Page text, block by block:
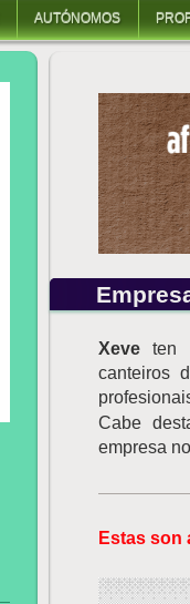
AUTÓNOMOS
Xeve ten
canteiros
Cabe
empresa
Estas son